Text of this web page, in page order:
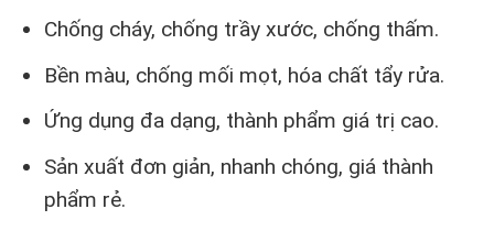
Chống cháy, chống trầy xước, chống thấm.
Bền màu, chống mối mọt, hóa chất tẩy rửa.
Ứng dụng đa dạng, thành phẩm giá trị cao.
Sản xuất đơn giản, nhanh chóng, giá thành
phẩm rẻ.